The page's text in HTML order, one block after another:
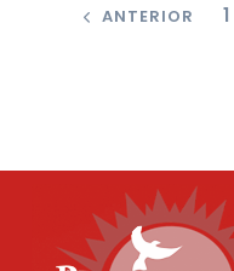
ANTERIOR 1